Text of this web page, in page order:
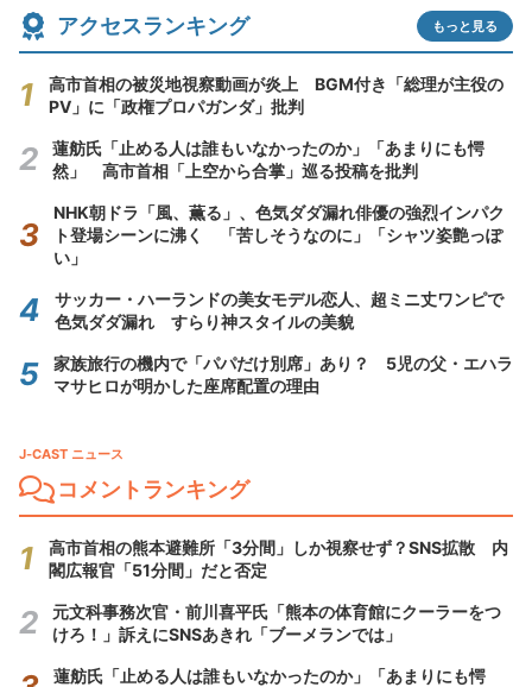
アクセスランキング もっと見る
高市首相の被災地視察動画が炎上 BGM付き「総理が主役の
PV」に「政権プロパガンダ」批判
蓮舫氏「止める人は誰もいなかったのか」「あまりにも愕
然」 高市首相「上空から合掌」巡る投稿を批判
NHK朝ドラ「風、薫る」、色気ダダ漏れ俳優の強烈インパク
ト登場シーンに沸く 「苦しそうなのに」「シャツ姿艶っぽ
い」
サッカー・ハーランドの美女モデル恋人、超ミニ丈ワンピで
色気ダダ漏れ すらり神スタイルの美貌
家族旅行の機内で「パパだけ別席」あり？ 5児の父・エハラ
マサヒロが明かした座席配置の理由
J-CAST ニュース
コメントランキング
高市首相の熊本避難所「3分間」しか視察せず？SNS拡散 内
閣広報官「51分間」だと否定
元文科事務次官・前川喜平氏「熊本の体育館にクーラーをつ
けろ！」訴えにSNSあきれ「ブーメランでは」
蓮舫氏「止める人は誰もいなかったのか」「あまりにも愕